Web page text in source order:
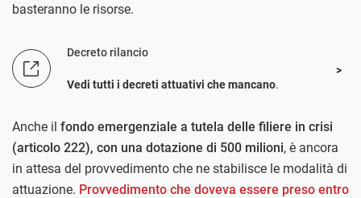
basteranno le risorse.
Decreto rilancio
Vedi tutti i decreti attuativi che mancano.
Anche il fondo emergenziale a tutela delle filiere in crisi
(articolo 222), con una dotazione di 500 milioni, è ancora
in attesa del provvedimento che ne stabilisce le modalità di
attuazione. Provvedimento che doveva essere preso entro